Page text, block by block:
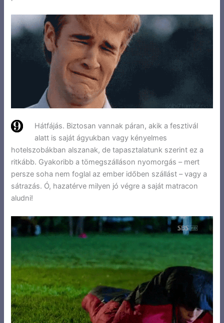
Hátfájás. Biztosan vannak páran, akik a fesztivál
alatt is saját ágyukban vagy kényelmes
hotelszobákban alszanak, de tapasztalatunk szerint ez a
ritkább. Gyakoribb a tömegszálláson nyomorgás – mert
persze soha nem foglal az ember időben szállást – vagy a
sátrazás. Ó, hazatérve milyen jó végre a saját matracon
aludni!